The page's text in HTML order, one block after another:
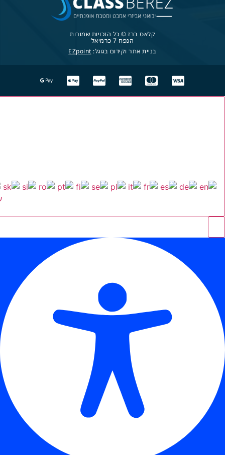
קלאס ברז © כל הזכויות שמורות
הנפח 7 כרמיאל
בניית אתר וקידום בגוגל: EZpoint